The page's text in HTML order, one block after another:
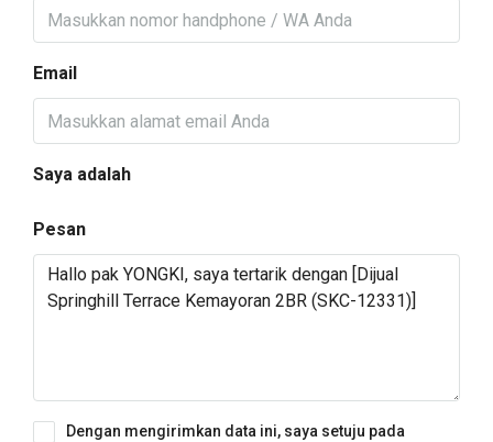
Email
Saya adalah
Pesan
Dengan mengirimkan data ini, saya setuju pada